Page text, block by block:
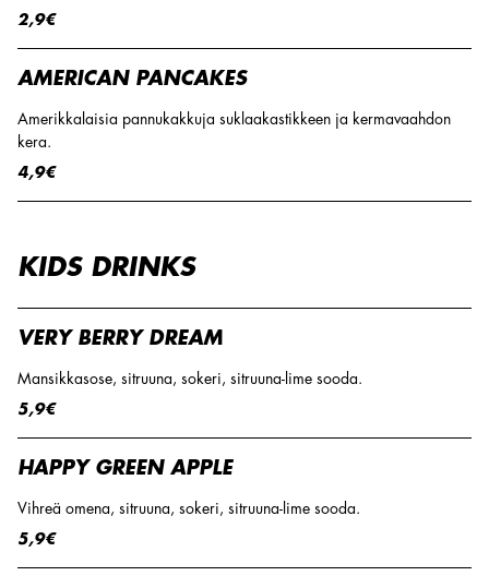
2,9€
AMERICAN PANCAKES
Amerikkalaisia pannukakkuja suklaakastikkeen ja kermavaahdon
kera.
4,9€
KIDS DRINKS
VERY BERRY DREAM
Mansikkasose, sitruuna, sokeri, sitruuna-lime sooda.
5,9€
HAPPY GREEN APPLE
Vihreä omena, sitruuna, sokeri, sitruuna-lime sooda.
5,9€